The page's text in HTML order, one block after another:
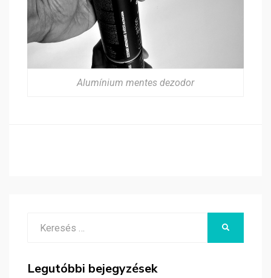
Alumínium mentes dezodor
Legutóbbi bejegyzések